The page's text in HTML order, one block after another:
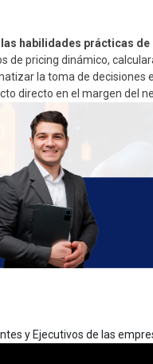
habilidades prácticas de
de pricing dinámico,
la toma de decisiones
directo en el margen del
y Ejecutivos de las